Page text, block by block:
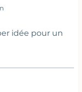
idée pour un